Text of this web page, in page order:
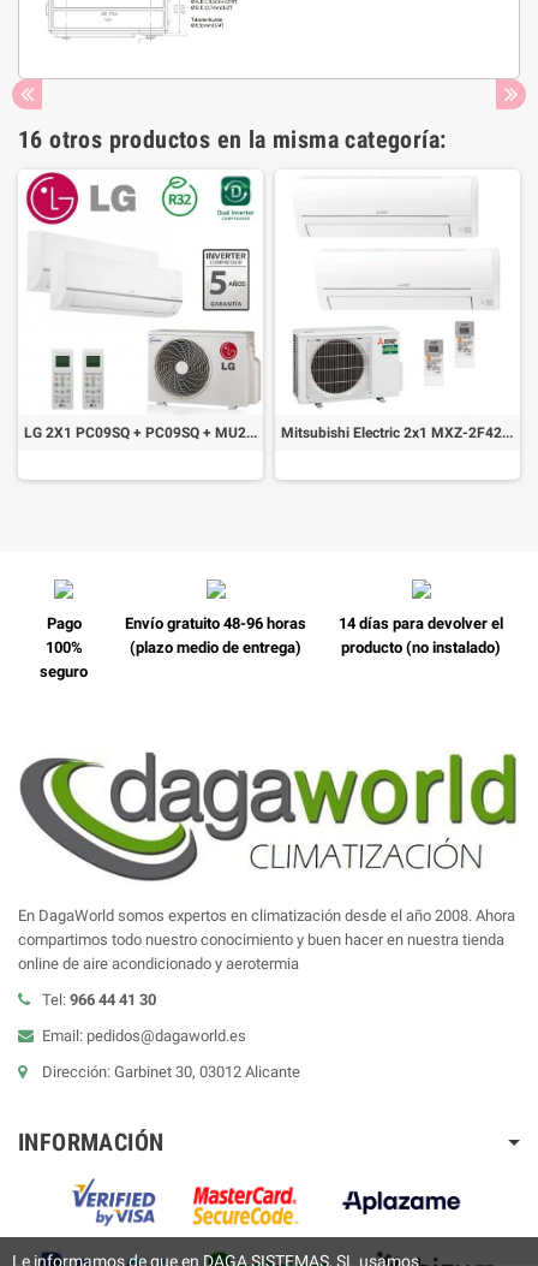
16 otros productos en la misma categoría:
LG 2X1 PC09SQ + PC09SQ + MU2R15 CONFORT CONNECT WIFI Mitsubishi Electric 2x1 MXZ-2F42VF + MSZ-BT20VGK + MSZ-BT20VGK
Pago
100%
seguro
Envío gratuito 48-96 horas
(plazo medio de entrega)
14 días para devolver el
producto (no instalado)
En DagaWorld somos expertos en climatización desde el año 2008. Ahora
compartimos todo nuestro conocimiento y buen hacer en nuestra tienda
online de aire acondicionado y aerotermia
Tel: 966 44 41 30
Email: pedidos@dagaworld.es
Dirección: Garbinet 30, 03012 Alicante
INFORMACIÓN
Le informamos de que en DAGA SISTEMAS, SL usamos